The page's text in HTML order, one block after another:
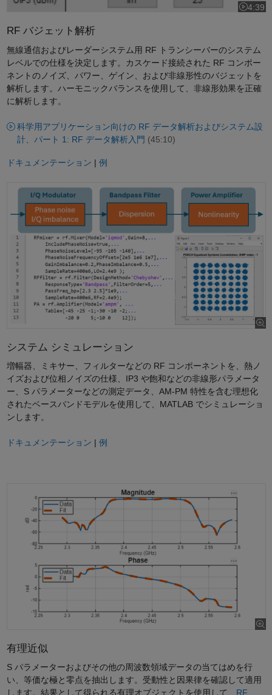
4:39
ビデオ
RF バジェット解析
無線通信およびレーダーシステム用 RF トランシーバーのシステム
レベルでの仕様を決定します。カスケード接続された RF コンポー
ネントのノイズ、パワー、ゲイン、および非線形性のバジェットを
解析します。ハーモニックバランスを使用して、非線形効果を正確
に解析します。
科学用アプリケーション向けの RF データ解析およびシステム設
計、パート 1: RF データ解析入門 (45:10)
ドキュメンテーション | 例
システム シミュレーション
増幅器、ミキサー、フィルターなどの RF コンポーネントを、熱ノ
イズおよび位相ノイズの仕様、IP3 や飽和などの非線形パラメータ
ー、S パラメーターなどの測定データ、AM-PM 特性を含む理想化
されたベースバンドモデルを使用して、MATLAB でシミュレーショ
ンします。
ドキュメンテーション | 例
有理近似
S パラメーターおよびその他の周波数領域データの当てはめを行
い、等価な極と零点を抽出します。受動性と因果律を確認して適用
します。結果として得られる有理オブジェクトを使用して、 RF